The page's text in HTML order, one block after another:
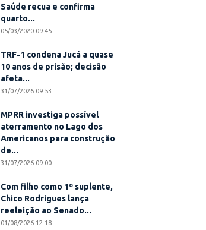
Saúde recua e confirma
quarto...
05/03/2020 09:45
TRF-1 condena Jucá a quase
10 anos de prisão; decisão
afeta...
31/07/2026 09:53
MPRR investiga possível
aterramento no Lago dos
Americanos para construção
de...
31/07/2026 09:00
Com filho como 1º suplente,
Chico Rodrigues lança
reeleição ao Senado...
01/08/2026 12:18